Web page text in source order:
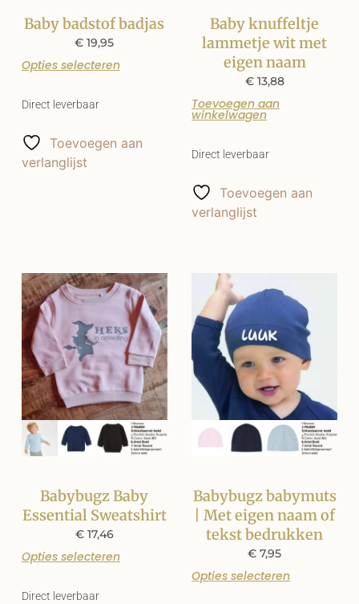
Baby badstof badjas
€ 19,95
Opties selecteren
Direct leverbaar
Toevoegen aan
verlanglijst
Baby knuffeltje
lammetje wit met
eigen naam
€13,88
Toevoegen aan
winkelwagen
Direct leverbaar
Toevoegen aan
verlanglijst
Babybugz Baby
Essential Sweatshirt
€17,46
Opties selecteren
Direct leverbaar
Babybugz babymuts
| Met eigen naam of
tekst bedrukken
€ 7,95
Opties selecteren